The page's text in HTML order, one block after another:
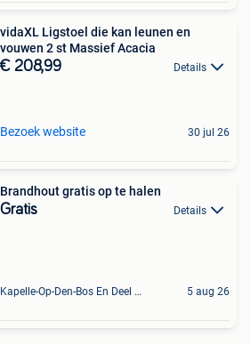
vidaXL Ligstoel die kan leunen en
vouwen 2 st Massief Acacia
€ 208,99 Details
Bezoek website 30 jul 26
Brandhout gratis op te halen
Gratis Details
Kapelle-Op-Den-Bos En Deel Van Zemst 5 aug 26